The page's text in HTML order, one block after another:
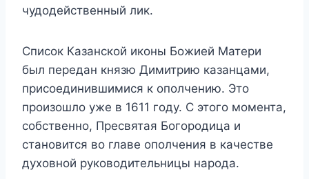
чудодейственный лик.
Список Казанской иконы Божией Матери
был передан князю Димитрию казанцами,
присоединившимися к ополчению. Это
произошло уже в 1611 году. С этого момента,
собственно, Пресвятая Богородица и
становится во главе ополчения в качестве
духовной руководительницы народа.